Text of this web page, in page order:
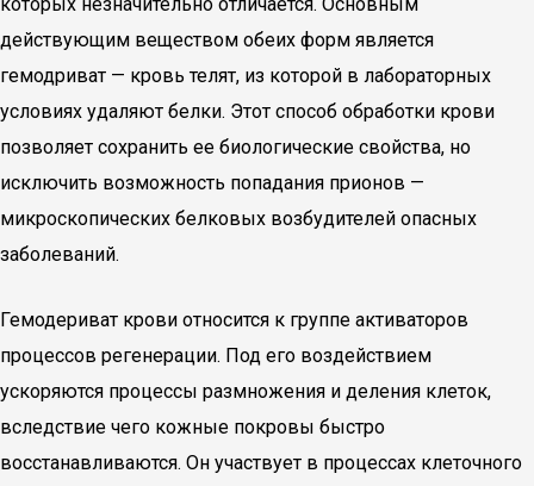
действующим веществом обеих форм является
гемодриват — кровь телят, из которой в лабораторных
условиях удаляют белки. Этот способ обработки крови
позволяет сохранить ее биологические свойства, но
исключить возможность попадания прионов —
микроскопических белковых возбудителей опасных
заболеваний.
Гемодериват крови относится к группе активаторов
процессов регенерации. Под его воздействием
ускоряются процессы размножения и деления клеток,
вследствие чего кожные покровы быстро
восстанавливаются. Он участвует в процессах клеточного